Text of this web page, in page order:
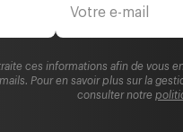
ces informations afin de vous
Pour en savoir plus sur la
consulter notre